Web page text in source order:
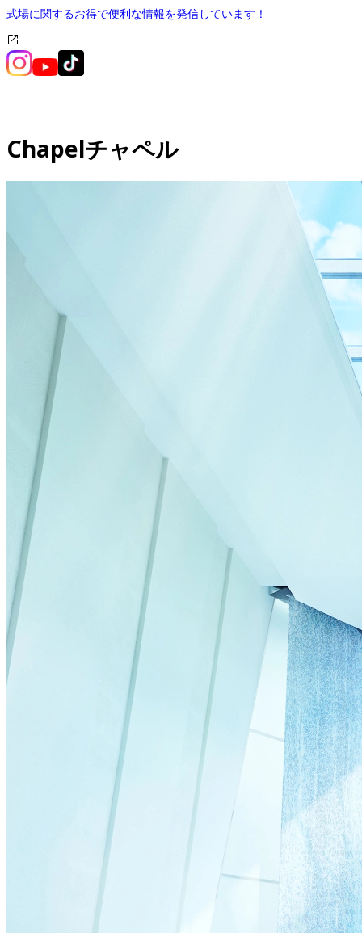
式場に関するお得で便利な情報を発信しています！
Chapelチャペル